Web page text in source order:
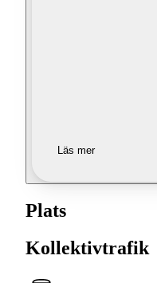
Läs mer
Plats
Kollektivtrafik